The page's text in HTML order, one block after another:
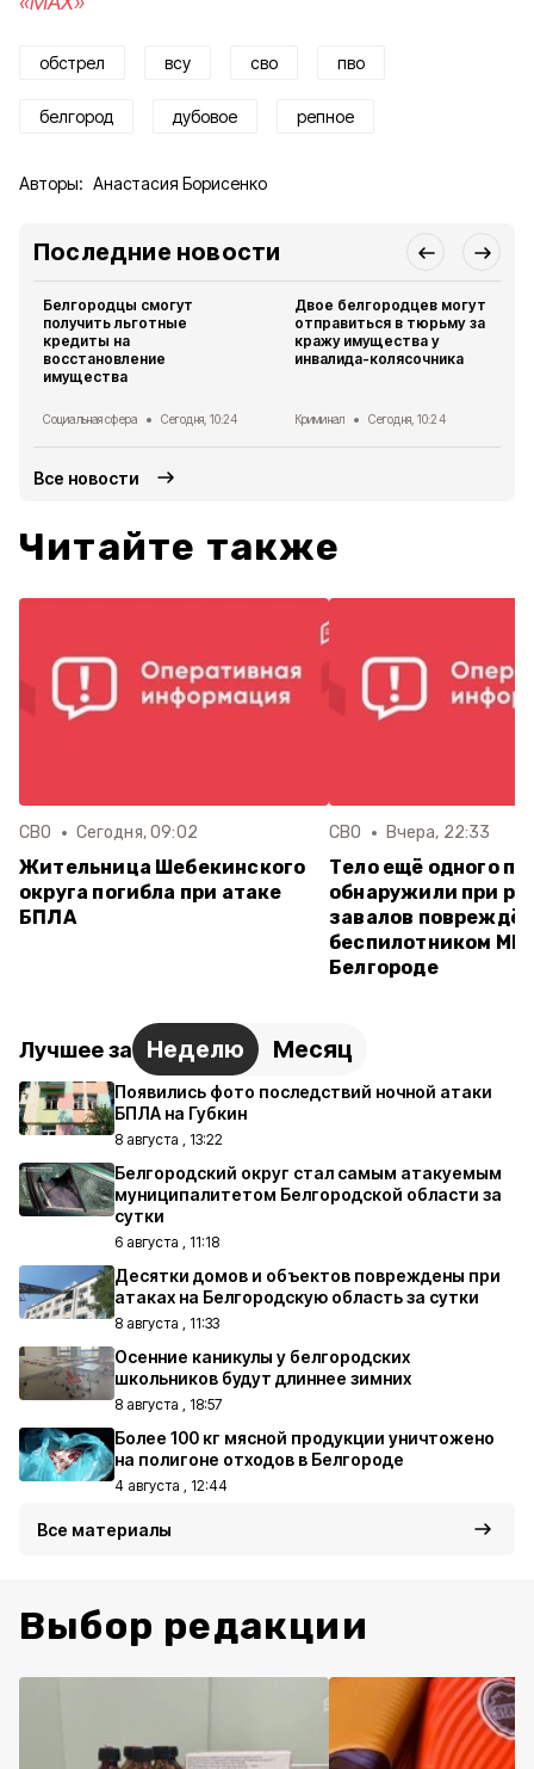
обстрел всу сво пво
белгород дубовое репное
Авторы: Анастасия Борисенко
Последние новости
Белгородцы смогут
получить льготные
кредиты на
восстановление
имущества
Социальная сфера Сегодня, 10:24
Двое белгородцев могут
отправиться в тюрьму за
кражу имущества у
инвалида-колясочника
Криминал Сегодня, 10:24
Все новости
Читайте также
СВО Сегодня, 09:02
Жительница Шебекинского
округа погибла при атаке
БПЛА
СВО Вчера, 22:33
Тело ещё одного
обнаружили при
завалов
беспилотником
Белгороде
Лучшее за Неделю Месяц
Появились фото последствий ночной атаки
БПЛА на Губкин
8 августа , 13:22
Белгородский округ стал самым атакуемым
муниципалитетом Белгородской области за
сутки
6 августа , 11:18
Десятки домов и объектов повреждены при
атаках на Белгородскую область за сутки
8 августа , 11:33
Осенние каникулы у белгородских
школьников будут длиннее зимних
8 августа , 18:57
Более 100 кг мясной продукции уничтожено
на полигоне отходов в Белгороде
4 августа , 12:44
Все материалы
Выбор редакции